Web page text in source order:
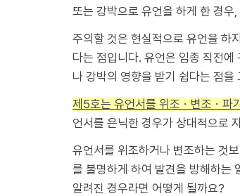
또는 강박으로 유언을 하게 한 경
주의할 것은 현실적으로 유언을 하
다는 점입니다. 유언은 임종 직전
나 강박의 영향을 받기 쉽다는 점을
제5호는 유언서를 위조ㆍ변조ㆍ파
언서를 은닉한 경우가 상대적으로
유언서를 위조하거나 변조하는 것
를 불명하게 하여 발견을 방해하는
알려진 경우라면 어떻게 될까요?